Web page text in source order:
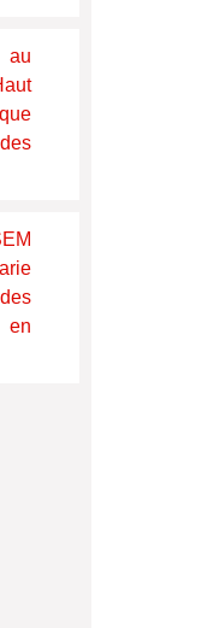
en